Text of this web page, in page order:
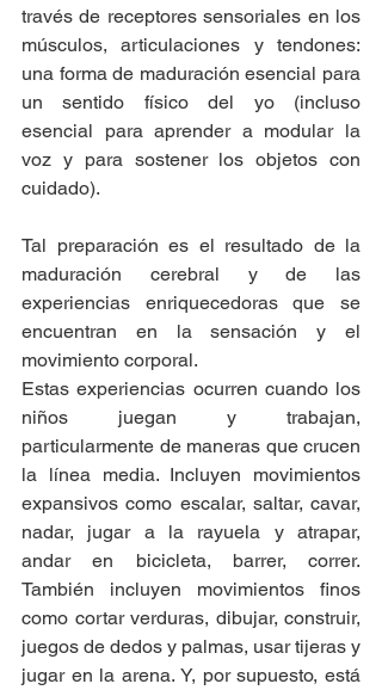
través de receptores sensoriales en los
músculos, articulaciones y tendones:
una forma de maduración esencial para
un sentido físico del yo (incluso
esencial para aprender a modular la
voz y para sostener los objetos con
cuidado).
Tal preparación es el resultado de la
maduración cerebral y de las
experiencias enriquecedoras que se
encuentran en la sensación y el
movimiento corporal.
Estas experiencias ocurren cuando los
niños juegan y trabajan,
particularmente de maneras que crucen
la línea media. Incluyen movimientos
expansivos como escalar, saltar, cavar,
nadar, jugar a la rayuela y atrapar,
andar en bicicleta, barrer, correr.
También incluyen movimientos finos
como cortar verduras, dibujar, construir,
juegos de dedos y palmas, usar tijeras y
jugar en la arena. Y, por supuesto, está